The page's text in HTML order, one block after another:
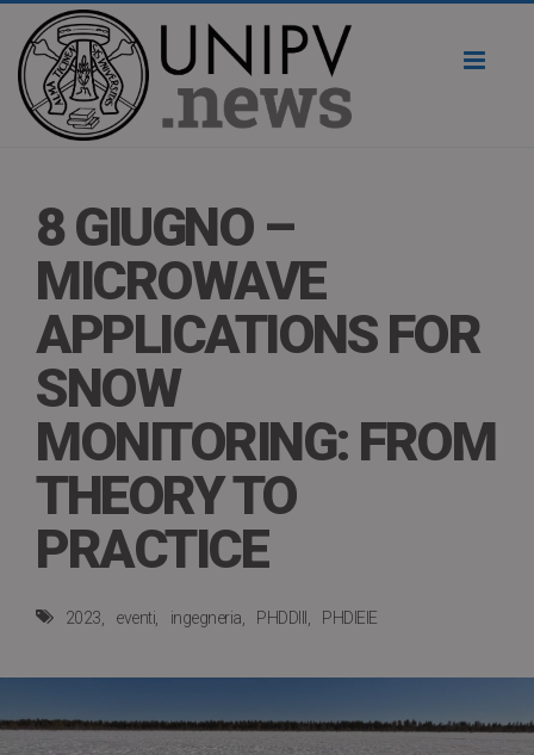
8 GIUGNO –
MICROWAVE
APPLICATIONS FOR
SNOW
MONITORING: FROM
THEORY TO
PRACTICE
2023 eventi ingegneria PHDDIII PHDIEIE